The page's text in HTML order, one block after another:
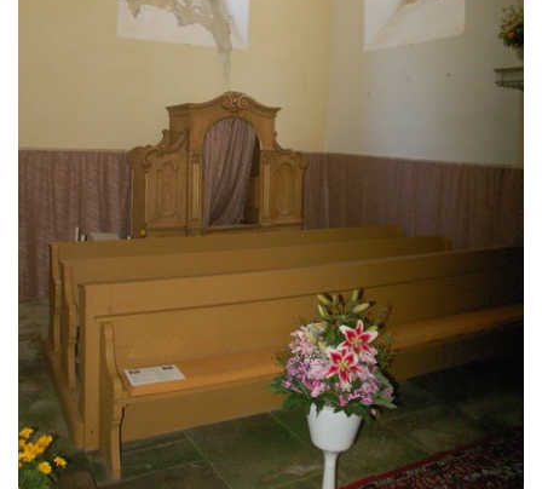
Výklenková kaple na rozcestí na jižním
Kostel svaté Kateřiny v Chouči
Kaple svatého Blažeje východně od Lužice
Kostel svatého Augustina v Lužici
Márnice na hřbitově v Lužici
Kostel svatého Martina v Kozlech
Márnice na hřbitově v Kozlech
Vesnický kostel v Reinhardtsdorfu
Kaple v Oparnu
Protestantský (evangelicko-luterský) kostel
Crostau
Kaple Nanebevstoupení Panny Marie ve